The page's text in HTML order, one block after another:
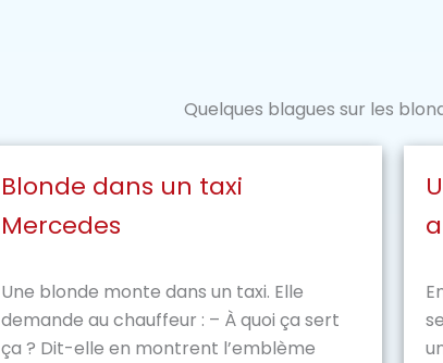
Quelques blagues sur les
Blonde dans un taxi
Mercedes
Une blonde monte dans un taxi. Elle
demande au chauffeur : – À quoi ça sert
ça ? Dit-elle en montrent l’emblème